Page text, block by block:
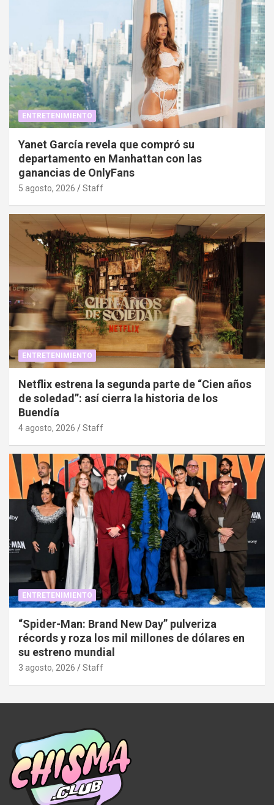
ENTRETENIMIENTO
Yanet García revela que compró su
departamento en Manhattan con las
ganancias de OnlyFans
5 agosto, 2026 Staff
ENTRETENIMIENTO
Netflix estrena la segunda parte de “Cien años
de soledad”: así cierra la historia de los
Buendía
4 agosto, 2026 Staff
ENTRETENIMIENTO
“Spider-Man: Brand New Day” pulveriza
récords y roza los mil millones de dólares en
su estreno mundial
3 agosto, 2026 Staff